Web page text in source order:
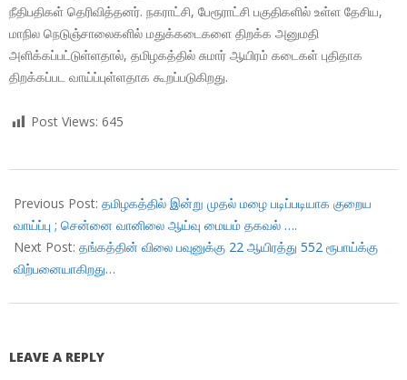
நீதிபதிகள் தெரிவித்தனர். நகராட்சி, பேரூராட்சி பகுதிகளில் உள்ள தேசிய,
மாநில நெடுஞ்சாலைகளில் மதுக்கடைகளை திறக்க அனுமதி
அளிக்கப்பட்டுள்ளதால், தமிழகத்தில் சுமார் ஆயிரம் கடைகள் புதிதாக
திறக்கப்பட வாய்ப்புள்ளதாக கூறப்படுகிறது.
Post Views: 645
11-
14
Previous Post: தமிழகத்தில் இன்று முதல் மழை படிப்படியாக குறைய
வாய்ப்பு ; சென்னை வானிலை ஆய்வு மையம் தகவல் ….
Next Post: தங்கத்தின் விலை பவுனுக்கு 22 ஆயிரத்து 552 ரூபாய்க்கு
விற்பனையாகிறது…
LEAVE A REPLY